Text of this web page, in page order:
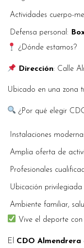
Actividades cuerpo-
Defensa personal:
¿Dónde estamos?
Dirección: Calle
Ubicado en una zona
¿Por qué elegir
Instalaciones
Amplia oferta de
Profesionales
Ubicación
Ambiente familiar,
Vive el deporte
El CDO Almendrera